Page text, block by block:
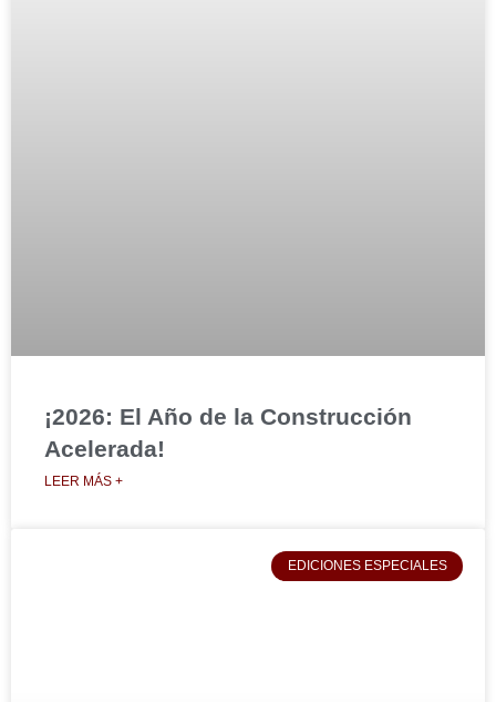
¡2026: El Año de la Construcción
Acelerada!
LEER MÁS +
EDICIONES ESPECIALES